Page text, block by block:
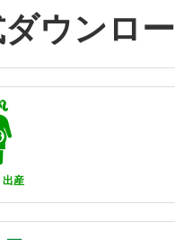
ウンロ
出産